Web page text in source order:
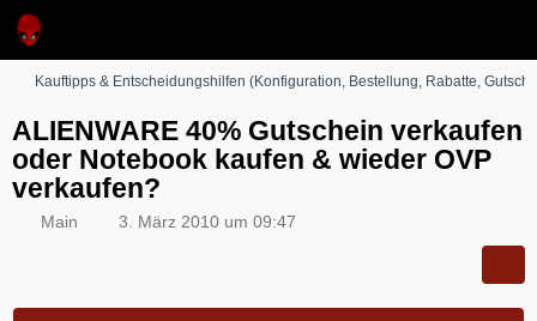
Kauftipps & Entscheidungshilfen (Konfiguration, Bestellung, Rabatte,
ALIENWARE 40% Gutschein verkaufen
oder Notebook kaufen & wieder OVP
verkaufen?
Main 3. März 2010 um 09:47